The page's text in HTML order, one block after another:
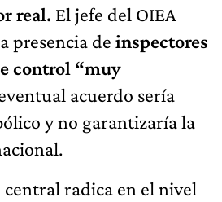
real. El jefe del OIEA
presencia de inspectores
control “muy
acuerdo sería
y no garantizaría la
radica en el nivel